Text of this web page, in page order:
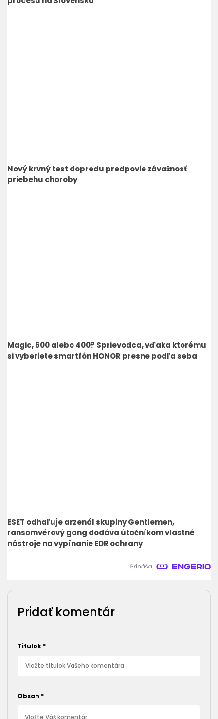
Nový krvný test dopredu predpovie závažnosť
priebehu choroby
Magic, 600 alebo 400? Sprievodca, vďaka ktorému
si vyberiete smartfón HONOR presne podľa seba
ESET odhaľuje arzenál skupiny Gentlemen,
ransomvérový gang dodáva útočníkom vlastné
nástroje na vypínanie EDR ochrany
Pridať komentár
Titulok *
Obsah *